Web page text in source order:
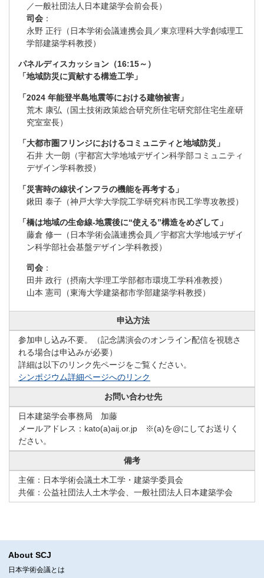
／一般社団法人日本建築学会前会長）
司会 ：
永野 正行（日本学術会議連携会員／東京理科大学創域理工
学部建築学科教授）
パネルディスカッション（16:15～）
「地域防災に貢献する構造工学」
「2024 年能登半島地震等における建物被害」
荒木 康弘（国土技術政策総合研究所住宅研究部住宅生産研
究室室長）
「大都市圏フリンジにおけるコミュニティと地域防災」
石井 大一朗（宇都宮大学地域デザイン科学部コミュニティ
デザイン学科教授）
「災害時の線状インフラの機能を再考する」
鍬田 泰子（神戸大学大学院工学研究科市民工学専攻教授）
「橋は地域の生命線-地震後に“使える”構造をめざして」
藤倉 修一（日本学術会議連携会員／宇都宮大学地域デザイ
ン科学部社会基盤デザイン学科教授）
司会 ：
田井 政行（摂南大学理工学部都市環境工学科准教授）
山本 憲司（東海大学建築都市学部建築学科教授）
申込方法
参加申し込み不要。（記念講演会のオンライン配信を視聴さ
れる場合は申込みが必要）
詳細は以下のリンク先ページをご覧ください。
シンポジウム詳細ページへのリンク
お問い合わせ先
日本建築学会事務局 加藤
メールアドレス：kato(a)aij.or.jp ※(a)を@にしてお送りく
ださい。
備考
主催：日本学術会議土木工学・建築学委員会
共催：公益社団法人土木学会、一般社団法人日本建築学会
About SCJ
日本学術会議とは